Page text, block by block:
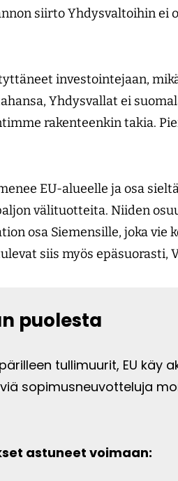
siirto Yhdysvaltoihin ei
investointejaan,
Yhdysvallat ei
rakenteenkin takia.
EU-alueelle ja osa
välituotteita. Niiden
osa Siemensille, joka vie
siis myös epäsuorasti,
puolesta
tullimuurit, EU käy
sopimusneuvotteluja
astuneet voimaan: